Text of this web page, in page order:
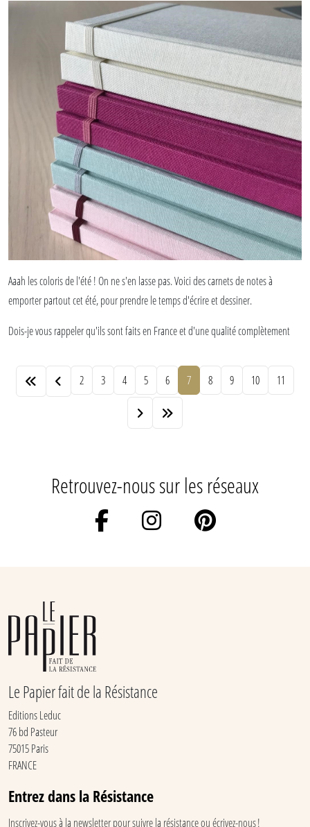
Aaah les coloris de l'été ! On ne s'en lasse pas. Voici des carnets de notes à
emporter partout cet été, pour prendre le temps d'écrire et dessiner.
Dois-je vous rappeler qu'ils sont faits en France et d'une qualité complètement
2 3 4 5 6 7 8 9 10 11
Retrouvez-nous sur les réseaux
Le Papier fait de la Résistance
Editions Leduc
76 bd Pasteur
75015 Paris
FRANCE
Entrez dans la Résistance
Inscrivez-vous à la newsletter pour suivre la résistance ou écrivez-nous !